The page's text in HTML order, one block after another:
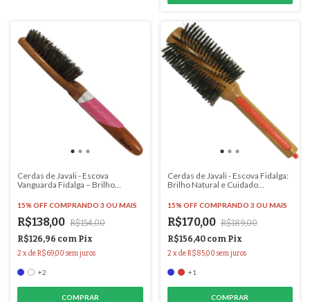
Cerdas de Javali - Escova
Vanguarda Fidalga – Brilho
# 2910
15% OFFCOMPRANDO 3 OU MAIS
R$138,00 R$154,00
R$126,96 com Pix
2 xdeR$69,00 sem juros
+2
COMPRAR
Cerdas de Javali - Escova Fidalga:
Brilho Natural e Cuidado
15% OFF COMPRANDO 3 OU MAIS
R$170,00 R$189,00
R$156,40 com Pix
2 xdeR$85,00 sem juros
+1
COMPRAR